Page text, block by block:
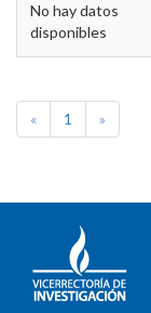
No hay datos
disponibles
« 1 »